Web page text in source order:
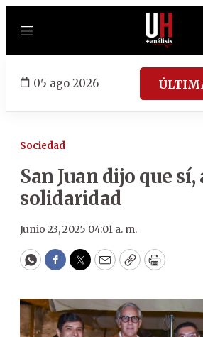
Menú
05 ago 2026
Sociedad
San Juan dijo que sí,
solidaridad
Junio 23, 2025 04:01 a. m.
WhatsApp
Facebook
Twitter
EmailCopyPrint